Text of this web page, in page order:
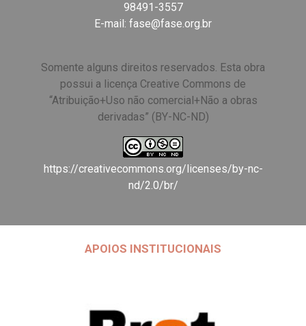
98491-3557
E-mail: fase@fase.org.br
Somente alguns direitos reservados. Esta obra
possui a licença Creative Commons de
“Atribuição+Uso não comercial+Não a obras
derivadas” (BY-NC-ND)
https://creativecommons.org/licenses/by-nc-
nd/2.0/br/
APOIOS INSTITUCIONAIS